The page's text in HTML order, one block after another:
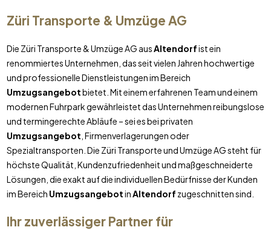
Züri Transporte & Umzüge AG
Die Züri Transporte & Umzüge AG ausAltendorfist ein
renommiertes Unternehmen, das seit vielen Jahren hochwertige
und professionelle Dienstleistungen im Bereich
Umzugsangebotbietet. Mit einem erfahrenen Team und einem
modernen Fuhrpark gewährleistet das Unternehmen reibungslose
und termingerechte Abläufe – sei es bei privaten
Umzugsangebot , Firmenverlagerungen oder
Spezialtransporten. Die Züri Transporte und Umzüge AG steht für
höchste Qualität, Kundenzufriedenheit und maßgeschneiderte
Lösungen, die exakt auf die individuellen Bedürfnisse der Kunden
im Bereich UmzugsangebotinAltendorf zugeschnitten sind.
Ihr zuverlässiger Partner für